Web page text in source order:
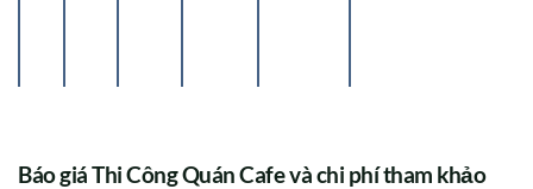
uy tín với giá cả cạnh tranh. Ngoài ra, bạn cũng có thể